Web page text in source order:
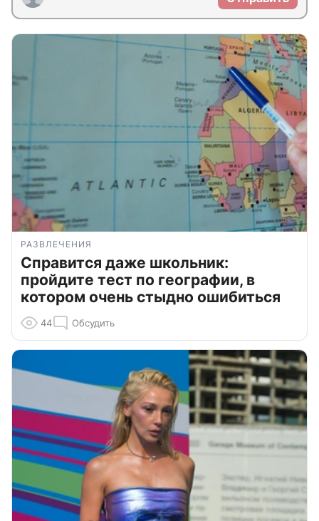
РАЗВЛЕЧЕНИЯ
Справится даже школьник:
пройдите тест по географии, в
котором очень стыдно ошибиться
44 Обсудить